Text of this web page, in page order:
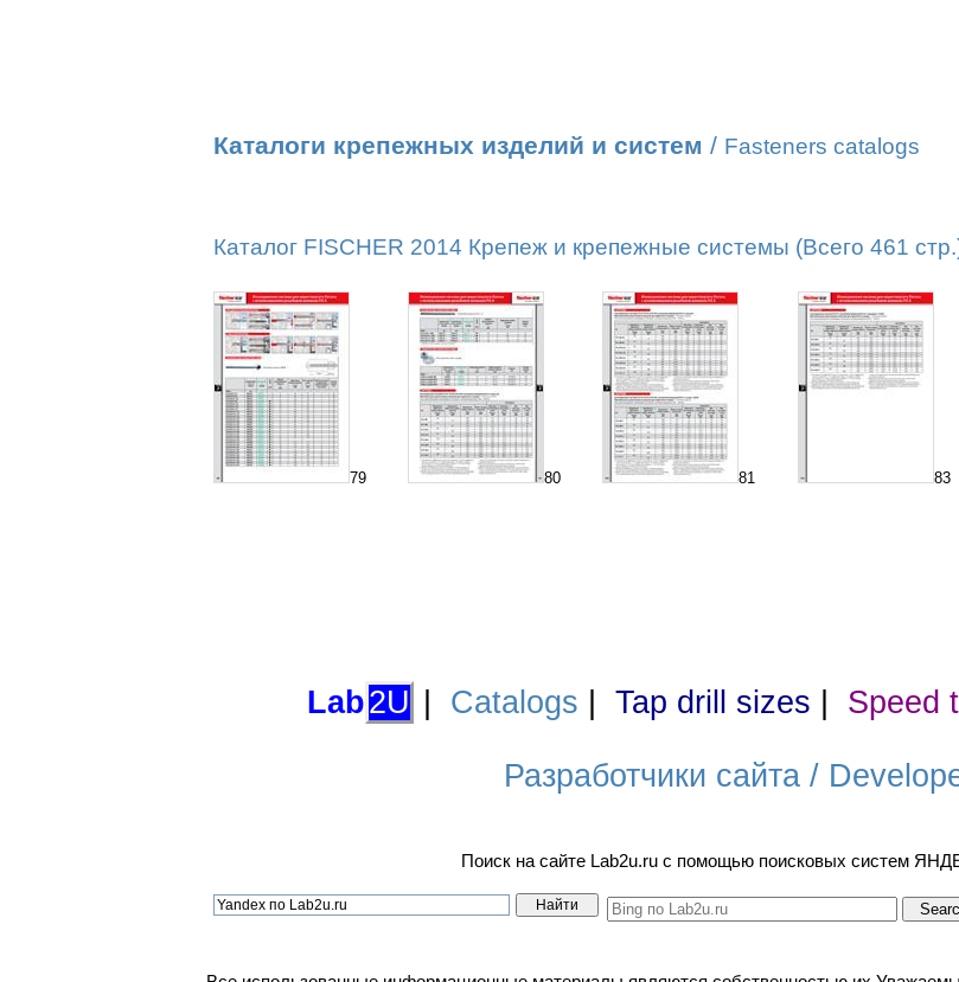
Каталоги крепежных изделий и систем / Fasteners catalogs
Каталог FISCHER 2014 Крепеж и крепежные системы (Всего 461
79 80 81 83
Lab2U Catalogs Tap drill sizes Speed
Разработчики сайта /
Поиск на сайте Lab2u.ru с помощью поисковых систем